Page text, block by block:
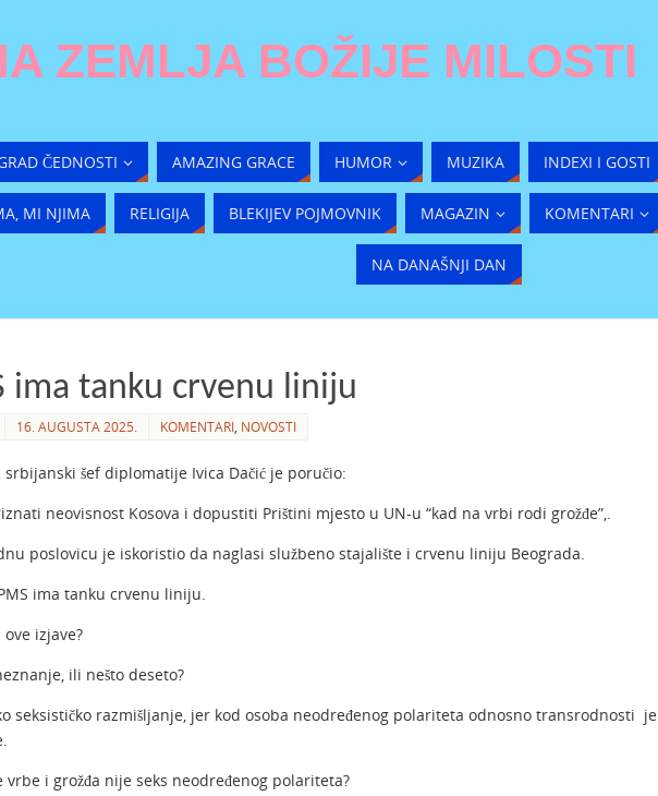
ZEMLJA BOŽIJE MILOSTI
ČEDNOSTI AMAZING GRACE HUMOR MUZIKA INDEXI I GOSTI
MI NJIMA RELIGIJA BLEKIJEV POJMOVNIK MAGAZIN KOMENTARI
NA DANAŠNJI DAN
ima tanku crvenu liniju
16. AUGUSTA 2025. KOMENTARI NOVOSTI
srbijanski šef diplomatije Ivica Dačić je poručio:
neovisnost Kosova i dopustiti Prištini mjesto u UN-u “kad na vrbi rodi grožđe”,.
poslovicu je iskoristio da naglasi službeno stajalište i crvenu liniju Beograda.
ima tanku crvenu liniju.
izjave?
ili nešto deseto?
seksističko razmišljanje, jer kod osoba neodređenog polariteta odnosno transrodnosti je
vrbe i grožđa nije seks neodređenog polariteta?